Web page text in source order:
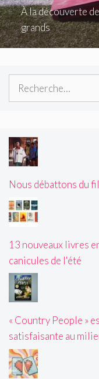
À la découverte
grands
Rechercher :
Nous débattons du
13 nouveaux livres
canicules de l'été
« Country People »
satisfaisante au